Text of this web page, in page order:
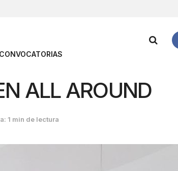
CONVOCATORIAS
ALL AROUND
1 min de lectura